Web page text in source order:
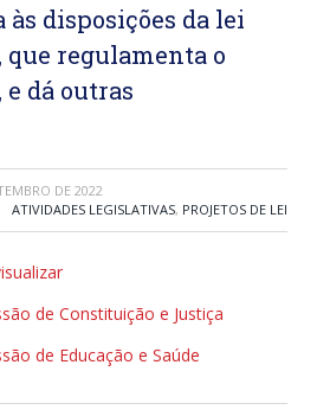
às disposições da lei
que regulamenta o
e dá outras
DE 2022
ATIVIDADES LEGISLATIVAS, PROJETOS DE LEI
de Constituição e Justiça
de Educação e Saúde